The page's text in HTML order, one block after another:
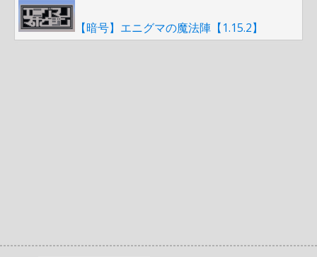
【暗号】エニグマの魔法陣【1.15.2】